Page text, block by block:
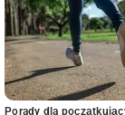
Porady dla